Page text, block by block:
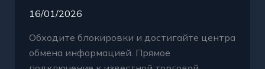
16/01/2026
Обходите блокировки и достигайте центра
обмена информацией. Прямое
открыта